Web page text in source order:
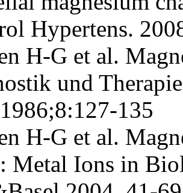
Hypertens.
H-G et al.
und
135
H-G et al.
Metal Ions in